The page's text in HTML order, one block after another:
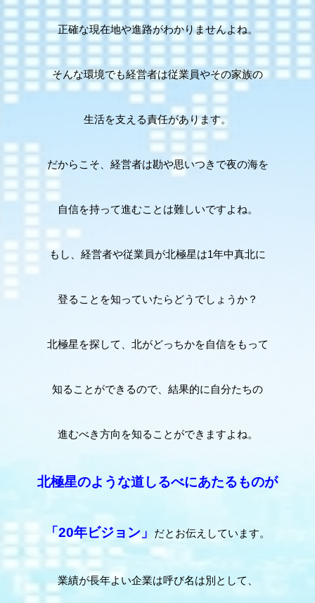
正確な現在地や進路がわかりませんよね。
そんな環境でも経営者は従業員やその家族の
生活を支える責任があります。
だからこそ、経営者は勘や思いつきで夜の海を
自信を持って進むことは難しいですよね。
もし、経営者や従業員が北極星は1年中真北に
登ることを知っていたらどうでしょうか？
北極星を探して、北がどっちかを自信をもって
知ることができるので、結果的に自分たちの
進むべき方向を知ることができますよね。
北極星のような道しるべにあたるものが
「20年ビジョン」 だとお伝えしています。
業績が長年よい企業は呼び名は別として、